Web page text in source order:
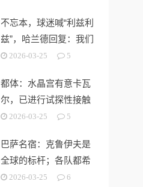
不忘本，球迷喊“利兹利
兹”，哈兰德回复：我们
至死方休
2026-03-25 5
都体：水晶宫有意卡瓦
尔，已进行试探性接触
以了解费用
2026-03-25 5
巴萨名宿：克鲁伊夫是
全球的标杆；各队都希
望有一个拉玛西亚
2026-03-25 6